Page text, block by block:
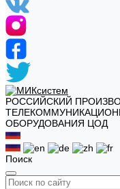
РОССИЙСКИЙ
ОБОРУДОВАНИЯ ЦОД
Поиск